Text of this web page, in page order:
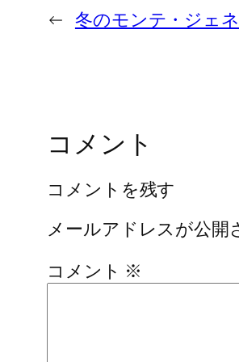
← 冬のモンテ・ジェ
コメント
コメントを残す
メールアドレスが公
コメント ※